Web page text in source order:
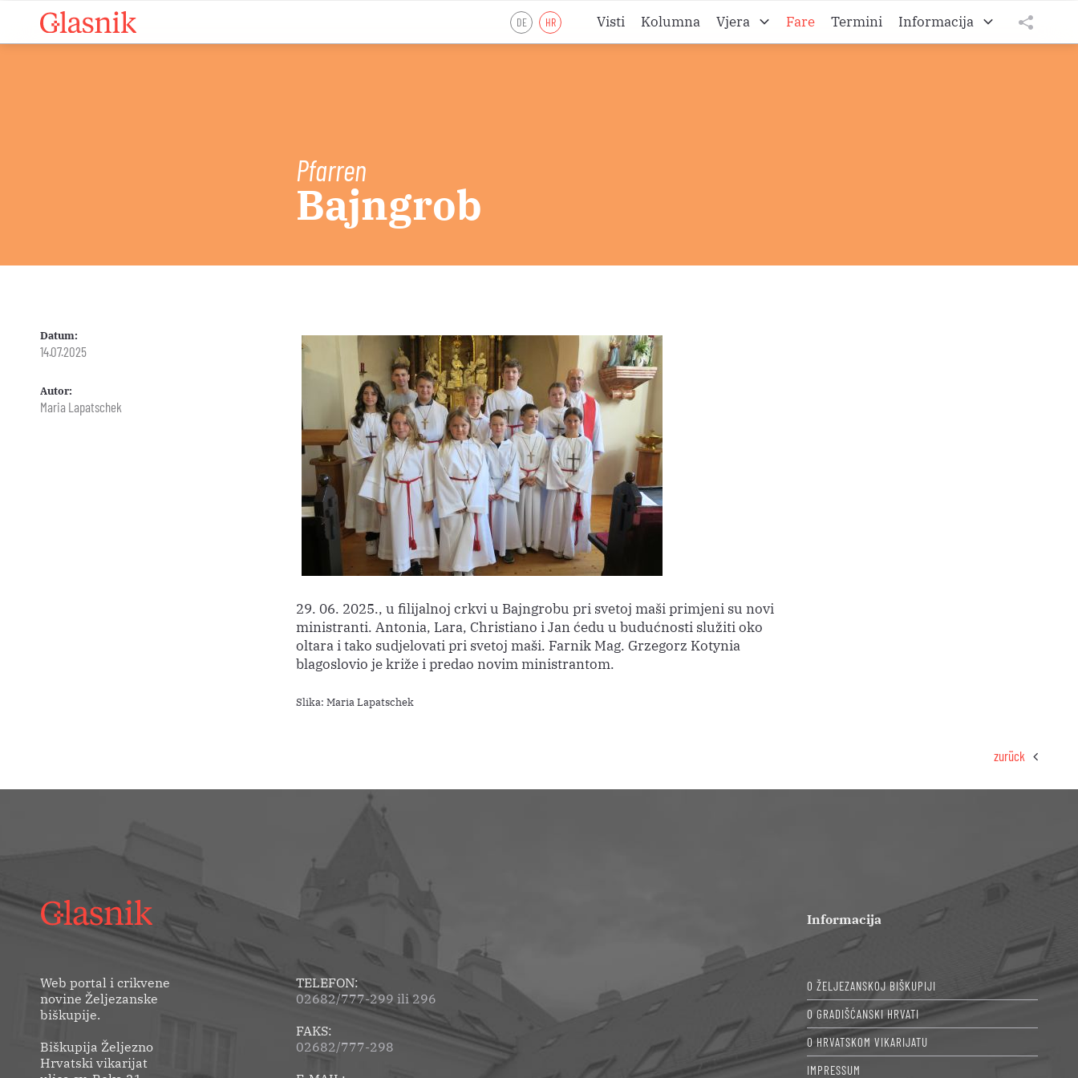
DE HR Visti Kolumna
Vjera
Fare Termini
Informacija
Pfarren
Bajngrob
Datum:
14.07.2025
Autor:
Maria Lapatschek
29. 06. 2025., u filijalnoj crkvi u Bajngrobu pri svetoj maši primjeni su novi
ministranti. Antonia, Lara, Christiano i Jan ćedu u budućnosti služiti oko
oltara i tako sudjelovati pri svetoj maši. Farnik Mag. Grzegorz Kotynia
blagoslovio je križe i predao novim ministrantom.
Slika: Maria Lapatschek
zurück
Web portal i crikvene
novine Željezanske
biškupije.
Biškupija Željezno
Hrvatski vikarijat
TELEFON:
02682/777-299 ili 296
FAKS:
02682/777-298
Informacija
O ŽELJEZANSKOJ BIŠKUPIJI
O GRADIŠĆANSKI HRVATI
O HRVATSKOM VIKARIJATU
IMPRESSUM